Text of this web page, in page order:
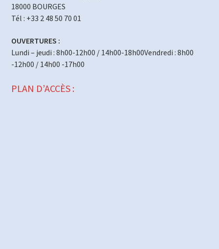
18000 BOURGES
Tél : +33 2 48 50 70 01
OUVERTURES :
Lundi – jeudi : 8h00-12h00 / 14h00-18h00Vendredi : 8h00
-12h00 / 14h00 -17h00
PLAN D’ACCÈS :